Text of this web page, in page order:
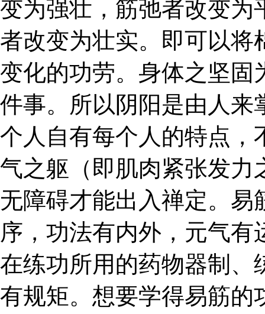
变为强壮，筋弛者改变为
者改变为壮实。即可以将
变化的功劳。身体之坚固
件事。所以阴阳是由人来
个人自有每个人的特点，
气之躯（即肌肉紧张发力
无障碍才能出入禅定。
序，功法有内外，元气
在练功所用的药物器制、
有规矩。想要学得易筋的